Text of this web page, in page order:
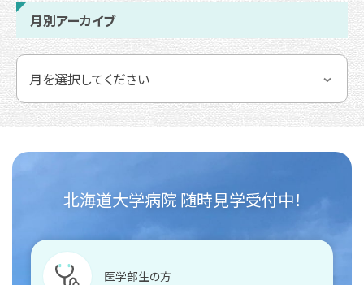
月別アーカイブ
北海道大学病院 随時見学受付中！
医学部生の方